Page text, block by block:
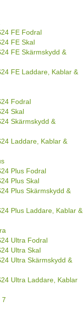
FE Fodral
FE Skal
FE Skärmskydd &
FE Laddare, Kablar &
Fodral
Skal
Skärmskydd &
Laddare, Kablar &
Plus Fodral
Plus Skal
Plus Skärmskydd &
Plus Laddare, Kablar &
Ultra Fodral
Ultra Skal
Ultra Skärmskydd &
Ultra Laddare, Kablar
7